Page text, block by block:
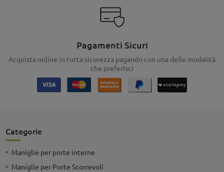
Pagamenti Sicuri
Acquista online in tutta sicurezza pagando con una delle modalità
che preferisci
Categorie
Maniglie per porte interne
Maniglie per Porte Scorrevoli